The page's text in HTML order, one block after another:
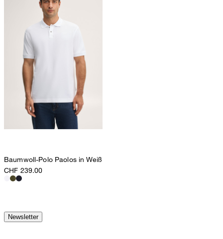
Baumwoll-Polo Paolos in Weiß
CHF 239.00
Newsletter